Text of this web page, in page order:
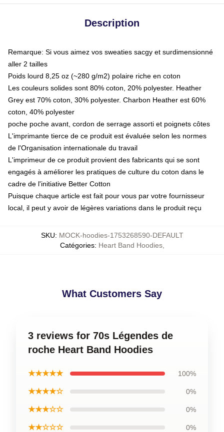
Description
Remarque: Si vous aimez vos sweaties sacgy et surdimensionné
aller 2 tailles
Poids lourd 8,25 oz (~280 g/m2) polaire riche en coton
Les couleurs solides sont 80% coton, 20% polyester. Heather
Grey est 70% coton, 30% polyester. Charbon Heather est 60%
coton, 40% polyester
poche poche avant, cordon de serrage assorti et poignets côtes
L'imprimante tierce de ce produit est évaluée selon les normes
de l'Organisation internationale du travail
L'imprimeur de ce produit provient des fabricants qui se sont
engagés à améliorer les pratiques de culture du coton dans le
cadre de l'initiative Better Cotton
Puisque chaque article est fait pour vous par votre fournisseur
local, il peut y avoir de légères variations dans le produit reçu
SKU: MOCK-hoodies-1753268590-DEFAULT
Catégories: Heart Band Hoodies,
What Customers Say
3 reviews for 70s Légendes de
roche Heart Band Hoodies
★★★★★ 100%
★★★★☆ 0%
★★★☆☆ 0%
★★☆☆☆ 0%